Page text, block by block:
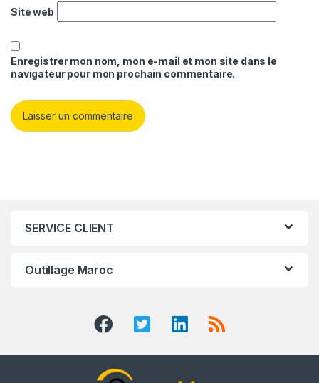
Site web
Enregistrer mon nom, mon e-mail et mon site dans le
navigateur pour mon prochain commentaire.
SERVICE CLIENT
Outillage Maroc